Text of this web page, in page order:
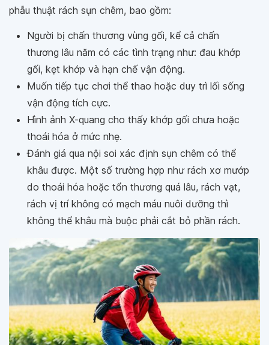
phẫu thuật rách sụn chêm, bao gồm:
Người bị chấn thương vùng gối, kể cả chấn
thương lâu năm có các tình trạng như: đau khớp
gối, kẹt khớp và hạn chế vận động.
Muốn tiếp tục chơi thể thao hoặc duy trì lối sống
vận động tích cực.
Hình ảnh X-quang cho thấy khớp gối chưa hoặc
thoái hóa ở mức nhẹ.
Đánh giá qua nội soi xác định sụn chêm có thể
khâu được. Một số trường hợp như rách xơ mướp
do thoái hóa hoặc tổn thương quá lâu, rách vạt,
rách vị trí không có mạch máu nuôi dưỡng thì
không thể khâu mà buộc phải cắt bỏ phần rách.